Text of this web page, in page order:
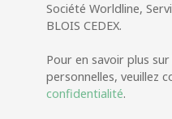
Société Worldline,
BLOIS CEDEX.
Pour en savoir plus
personnelles, veuillez
confidentialité.